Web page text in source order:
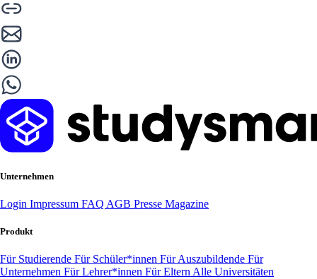
Unternehmen
Login Impressum FAQ AGB Presse Magazine
Produkt
Für Studierende Für Schüler*innen Für Auszubildende Für
Unternehmen Für Lehrer*innen Für Eltern Alle Universitäten